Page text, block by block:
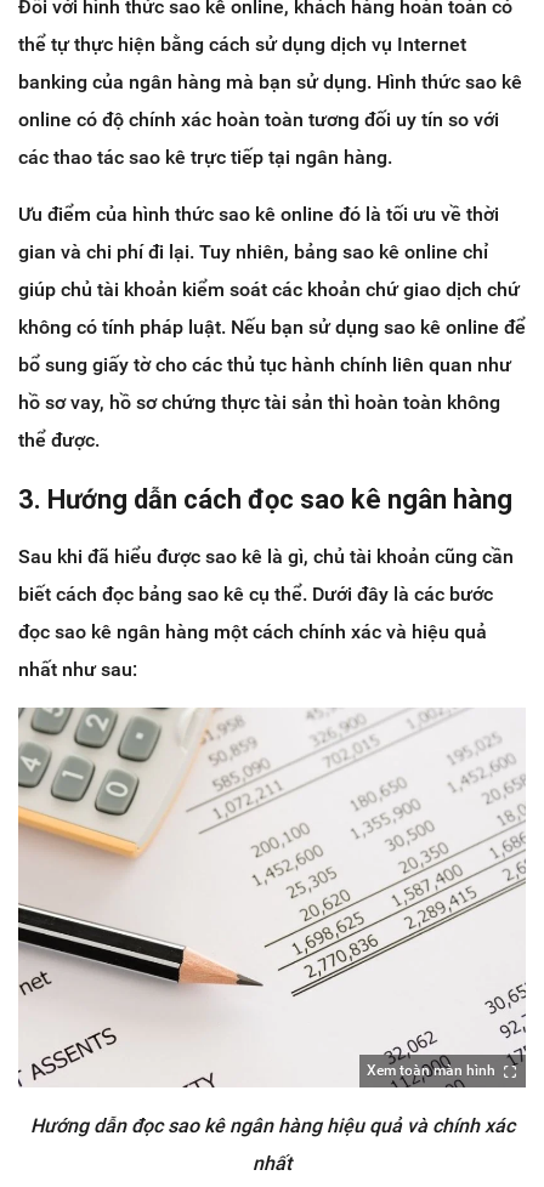
Đối với hình thức sao kê online, khách hàng hoàn toàn có
thể tự thực hiện bằng cách sử dụng dịch vụ Internet
banking của ngân hàng mà bạn sử dụng. Hình thức sao kê
online có độ chính xác hoàn toàn tương đối uy tín so với
các thao tác sao kê trực tiếp tại ngân hàng.
Ưu điểm của hình thức sao kê online đó là tối ưu về thời
gian và chi phí đi lại. Tuy nhiên, bảng sao kê online chỉ
giúp chủ tài khoản kiểm soát các khoản chứ giao dịch chứ
không có tính pháp luật. Nếu bạn sử dụng sao kê online để
bổ sung giấy tờ cho các thủ tục hành chính liên quan như
hồ sơ vay, hồ sơ chứng thực tài sản thì hoàn toàn không
thể được.
3. Hướng dẫn cách đọc sao kê ngân hàng
Sau khi đã hiểu được sao kê là gì, chủ tài khoản cũng cần
biết cách đọc bảng sao kê cụ thể. Dưới đây là các bước
đọc sao kê ngân hàng một cách chính xác và hiệu quả
nhất như sau:
Xem toàn màn hình
Hướng dẫn đọc sao kê ngân hàng hiệu quả và chính xác
nhất